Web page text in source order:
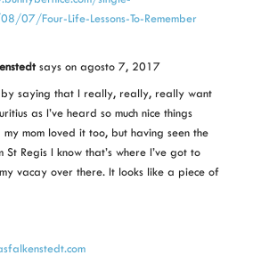
07/Four-Life-Lessons-To-Remember
says on agosto 7, 2017
by saying that I really, really, really want
as I’ve heard so much nice things
mom loved it too, but having seen the
St Regis I know that’s where I’ve got to
vacay over there. It looks like a piece of